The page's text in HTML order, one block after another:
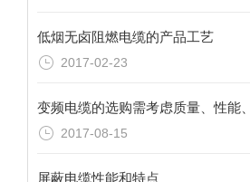
低烟无卤阻燃电缆的产品工艺
2017-02-23
2017-08-15
屏蔽电缆性能和特点